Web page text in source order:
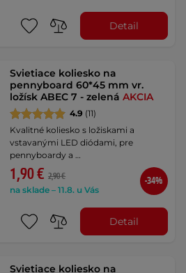
Detail
Svietiace koliesko na
pennyboard 60*45 mm vr.
ložísk ABEC 7 - zelenáAKCIA
4.9 (11)
Kvalitné koliesko s ložiskami a
vstavanými LED diódami, pre
pennyboardy a …
1,90 € 2,90 €
na sklade – 11.8. u Vás
-34%
Detail
Svietiace koliesko na